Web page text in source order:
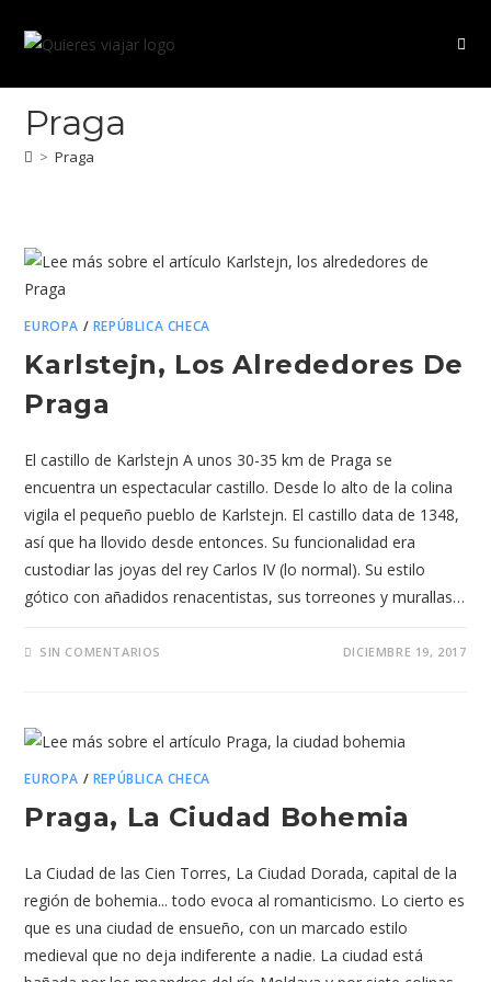
Praga
> Praga
EUROPA / REPÚBLICA CHECA
Karlstejn, Los Alrededores De
Praga
El castillo de Karlstejn A unos 30-35 km de Praga se
encuentra un espectacular castillo. Desde lo alto de la colina
vigila el pequeño pueblo de Karlstejn. El castillo data de 1348,
así que ha llovido desde entonces. Su funcionalidad era
custodiar las joyas del rey Carlos IV (lo normal). Su estilo
gótico con añadidos renacentistas, sus torreones y murallas…
SIN COMENTARIOS DICIEMBRE 19, 2017
EUROPA / REPÚBLICA CHECA
Praga, La Ciudad Bohemia
La Ciudad de las Cien Torres, La Ciudad Dorada, capital de la
región de bohemia... todo evoca al romanticismo. Lo cierto es
que es una ciudad de ensueño, con un marcado estilo
medieval que no deja indiferente a nadie. La ciudad está